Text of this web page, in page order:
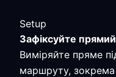
Setup
Зафіксуйте
Виміряйте пряме
маршруту, зокрема